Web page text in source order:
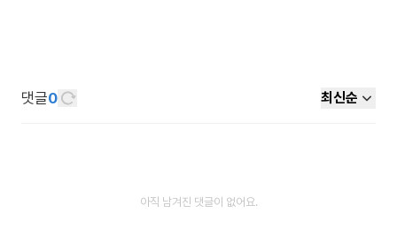
댓글0 최신순
아직 남겨진 댓글이 없어요.